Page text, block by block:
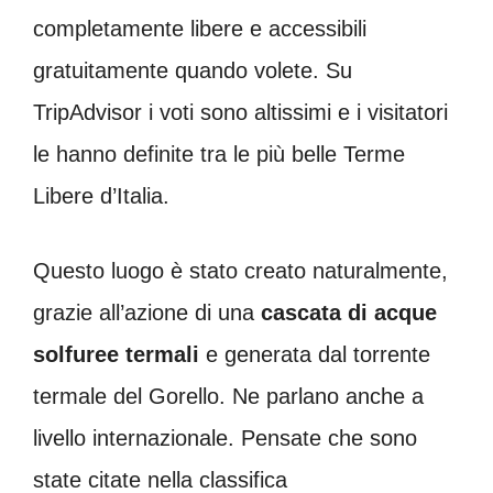
completamente libere e accessibili
gratuitamente quando volete. Su
TripAdvisor i voti sono altissimi e i visitatori
le hanno definite tra le più belle Terme
Libere d’Italia.
Questo luogo è stato creato naturalmente,
grazie all’azione di una cascata di acque
solfuree termali e generata dal torrente
termale del Gorello. Ne parlano anche a
livello internazionale. Pensate che sono
state citate nella classifica